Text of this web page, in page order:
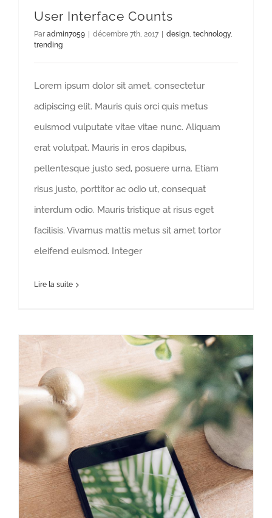
User Interface Counts
Par admin7059 décembre 7th, 2017 design, technology,
trending
Lorem ipsum dolor sit amet, consectetur
adipiscing elit. Mauris quis orci quis metus
euismod vulputate vitae vitae nunc. Aliquam
erat volutpat. Mauris in eros dapibus,
pellentesque justo sed, posuere urna. Etiam
risus justo, porttitor ac odio ut, consequat
interdum odio. Mauris tristique at risus eget
facilisis. Vivamus mattis metus sit amet tortor
eleifend euismod. Integer
Lire la suite